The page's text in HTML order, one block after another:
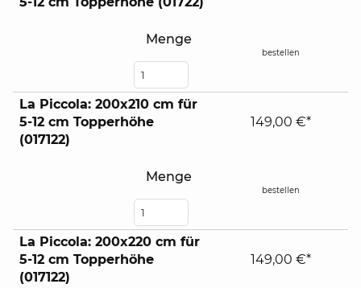
Menge
bestellen
La Piccola: 200x210 cm für
5-12 cm Topperhöhe
(017122)
Menge
149,00 €*
bestellen
La Piccola: 200x220 cm für
5-12 cm Topperhöhe
(017122)
149,00 €*